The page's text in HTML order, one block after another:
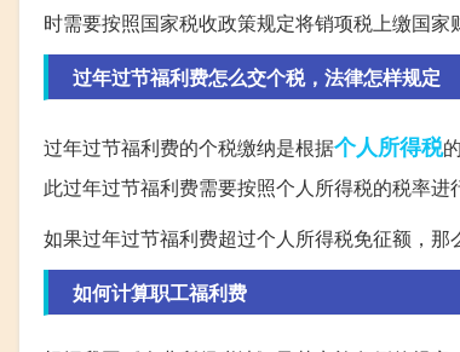
时需要按照国家税收政策规定将销项税上缴国家
过年过节福利费怎么交个税，法律怎样规定
过年过节福利费的个税缴纳是根据个人所得税
此过年过节福利费需要按照个人所得税的税率进
如果过年过节福利费超过个人所得税免征额，那
如何计算职工福利费